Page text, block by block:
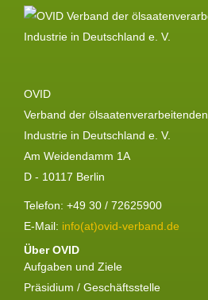
OVID
Verband der ölsaatenverarbeitenden
Industrie in Deutschland e. V.
Am Weidendamm 1A
D - 10117 Berlin
Telefon: +49 30 / 72625900
E-Mail: info(at)ovid-verband.de
Über OVID
Aufgaben und Ziele
Präsidium / Geschäftsstelle